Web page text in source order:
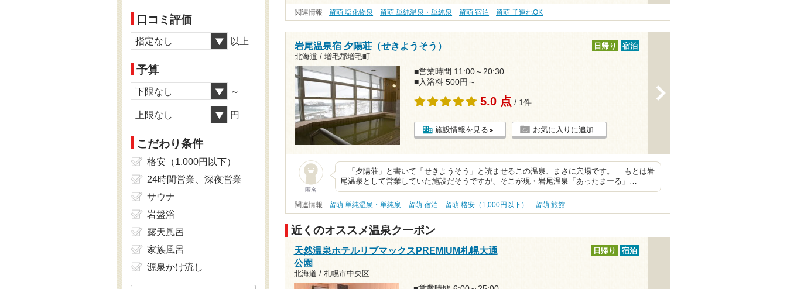
関連情報 留萌 塩化物泉 留萌 単純温泉・単純泉 留萌 宿泊 留萌 子連れOK
岩尾温泉宿 夕陽荘（せきようそう）
北海道 / 増毛郡増毛町
日帰り 宿泊
■営業時間 11:00～20:30
■入浴料 500円～
5.0 点 / 1件
施設情報を見る お気に入りに追加
匿名
「夕陽荘」と書いて「せきようそう」と読ませるこの温泉、まさに穴場です。 もとは岩
尾温泉として営業していた施設だそうですが、そこが現・岩尾温泉「あったまーる」…
関連情報 留萌 単純温泉・単純泉 留萌 宿泊 留萌 格安（1,000円以下） 留萌 旅館
近くのオススメ温泉クーポン
天然温泉ホテルリブマックスPREMIUM札幌大通
公園
北海道 / 札幌市中央区
日帰り 宿泊
口コミ評価
指定なし 以上
予算
下限なし ～
上限なし 円
こだわり条件
格安（1,000円以下）
24時間営業、深夜営業
サウナ
岩盤浴
露天風呂
家族風呂
源泉かけ流し